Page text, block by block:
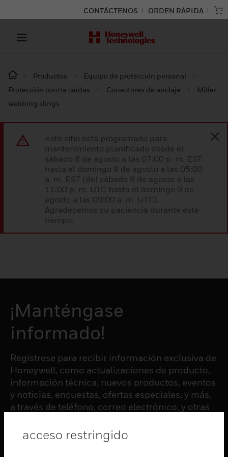
CONTÁCTENOS ORDEN RÁPIDA
Productos
Equipo de protección personal
Protección contra caídas
Conectores de anclaje
Miller
webbing slings
Este sitio está programado para
mantenimiento planificado desde el
sábado 8 de agosto a las 07:00 p. m. EST
hasta el domingo 9 de agosto a las 05:00
a. m. EST (del sábado 8 de agosto a las
11:00 p. m. UTC hasta el domingo 9 de
agosto a las 09:00 a. m. UTC).
Agradecemos su paciencia durante este
tiempo.
¡Manténgase
informado!
Regístrese para recibir información exclusiva de
Honeywell, como actualizaciones de producto,
información técnica, nuevos productos, eventos
y noticias, encuestas, ofertas especiales, y más,
a través de teléfono, correo electrónico, y otras
acceso restringido